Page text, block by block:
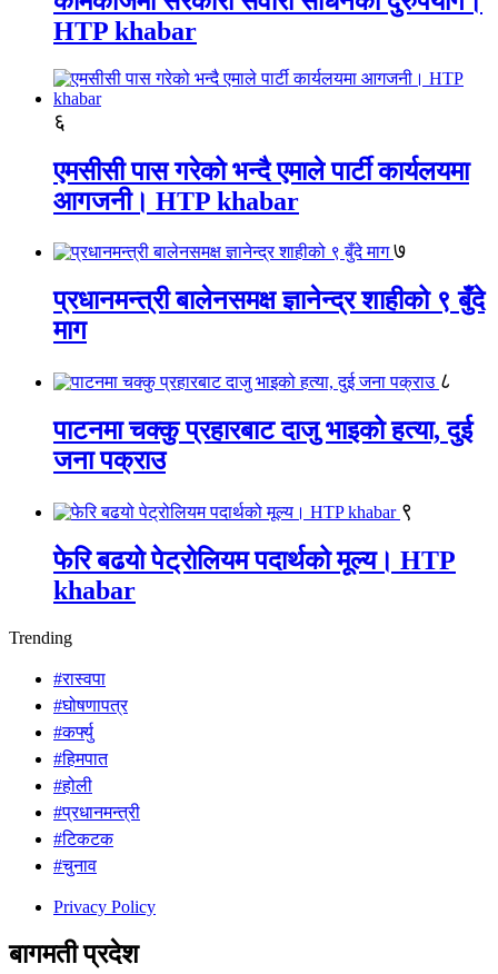
HTP khabar
६
एमसीसी पास गरेको भन्दै एमाले पार्टी कार्यलयमा
आगजनी। HTP khabar
७
प्रधानमन्त्री बालेनसमक्ष ज्ञानेन्द्र शाहीको ९ बुँदे
माग
८
पाटनमा चक्कु प्रहारबाट दाजु भाइको हत्या, दुई
जना पक्राउ
९
फेरि बढयो पेट्रोलियम पदार्थको मूल्य। HTP
khabar
Trending
#रास्वपा
#घोषणापत्र
#कर्फ्यु
#हिमपात
#होली
#प्रधानमन्त्री
#टिकटक
#चुनाव
Privacy Policy
बागमती प्रदेश